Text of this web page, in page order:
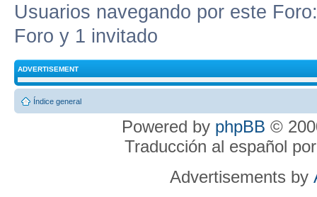
Usuarios navegando por este
Foro y 1 invitado
ADVERTISEMENT
Índice general
Powered by phpBB ©
Traducción al español
Advertisements by